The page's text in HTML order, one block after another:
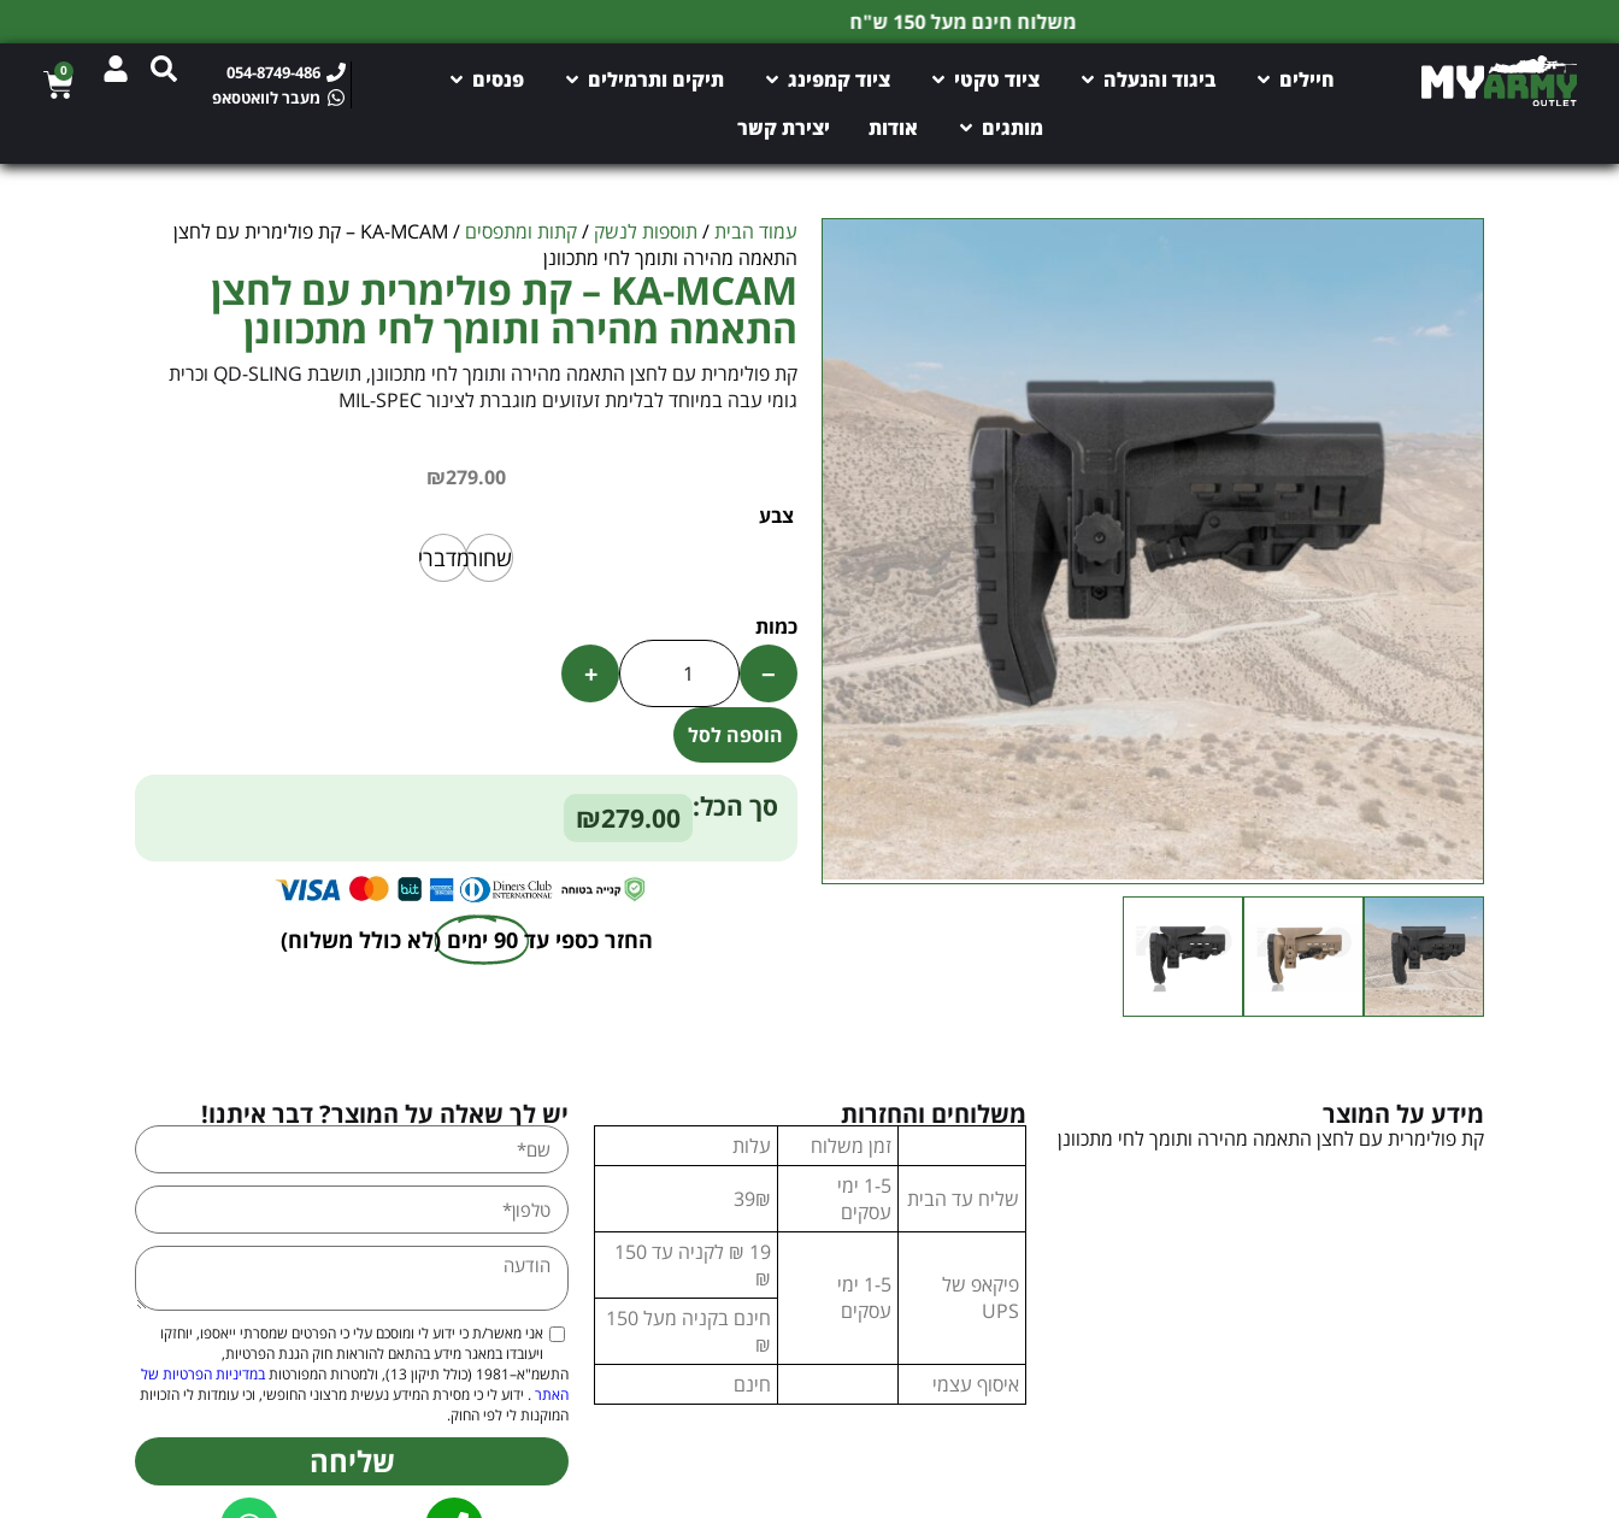
החזר כספי מלא עד 90 ימים (לא כולל משלוח)
חיילים ביגוד והנעלה ציוד טקטי ציוד קמפינג תיקים ותרמילים
פנסים
מותגים
אודות יצירת קשר
054-8749-486
מעבר לוואטסאפ
0
עמוד הבית/ תוספות לנשק /קתות ומתפסים
/ KA-MCAM – קת פולימרית עם לחצן
התאמה מהירה ותומך לחי מתכוונן
KA-MCAM – קת פולימרית עם לחצן
התאמה מהירה ותומך לחי מתכוונן
קת פולימרית עם לחצן התאמה מהירה ותומך לחי מתכוונן, תושבת QD-SLING וכרית
גומי עבה במיוחד לבלימת זעזועים מוגברת לצינור MIL-SPEC
₪279.00
צבע
שחורמדברי
−
+
הוספה לסל
Alternative:
סך הכל: ₪279.00
החזר כספי עד 90 ימים (לא כולל משלוח)
מידע על המוצר
קת פולימרית עם לחצן התאמה מהירה ותומך לחי מתכוונן
משלוחים והחזרות
זמן משלוח
עלות
שליח עד הבית
1-5 ימי
עסקים
39₪
פיקאפ של
UPS
1-5 ימי
עסקים
19 ₪ לקניה עד 150
₪
חינם בקניה מעל 150
₪
איסוף עצמי
חינם
יש לך שאלה על המוצר? דבר איתנו!
אני מאשר/ת כי ידוע לי ומוסכם עלי כי הפרטים שמסרתי ייאספו, יוחזקו
ויעובדו במאגר מידע בהתאם להוראות חוק הגנת הפרטיות,
התשמ"א–1981 (כולל תיקון 13), ולמטרות המפורטות
במדיניות הפרטיות של
האתר. ידוע לי כי מסירת המידע נעשית מרצוני החופשי, וכי עומדות לי הזכויות
המוקנות לי לפי החוק.
שליחה
Alternative: